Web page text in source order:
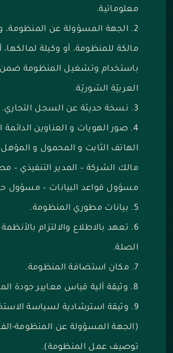
معلوماتية.
الجهة المسؤولة عن المنظومة،
مالكة للمنظومة، أو وكيلة
باستخدام وتشغيل المنظومة ضمن
العربيّة السّوريّة.
نسخة حديثة عن السجل التجاري.
صور الهويات و العناوين الدائمة
الهاتف الثابت و المحمول و
مالك الشركة – المدير التنفيذي –
مسؤول قواعد البيانات – مسؤول
بيانات مطوري المنظومة.
تعهد بالاطلاع والالتزام
الصلة.
مكان استضافة المنظومة.
وثيقة آلية قياس معايير جودة
وثيقة استرشادية لسياسة
(الجهة المسؤولة عن المنظومة-
توصيف عمل المنظومة).